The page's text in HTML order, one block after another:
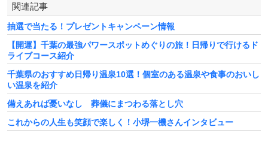
関連記事
抽選で当たる！プレゼントキャンペーン情報
【開運】千葉の最強パワースポットめぐりの旅！日帰りで行けるド
ライブコース紹介
千葉県のおすすめ日帰り温泉10選！個室のある温泉や食事のおいし
い温泉を紹介
備えあれば憂いなし 葬儀にまつわる落とし穴
これからの人生も笑顔で楽しく！小堺一機さんインタビュー